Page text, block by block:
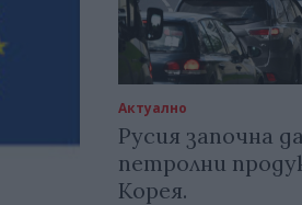
Актуално
Русия започна
петролни
Корея.